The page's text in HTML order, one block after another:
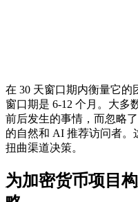
在 30 天窗口期内衡量它
窗口期是 6-12 个月。大多
前后发生的事情，而忽略
的自然和 AI 推荐访问者。
扭曲渠道决策。
为加密货币项目